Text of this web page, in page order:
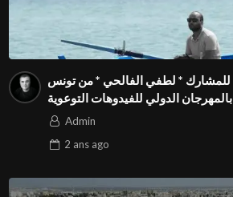
فيديو بعنوان «المنسي» للمشارك * لطفي الفالحي * من تونس
في المسابقة الدولية بالمهرجان الدولي للفيدوهات التوعوية
Season 4 FIVS
Admin
2 ansago